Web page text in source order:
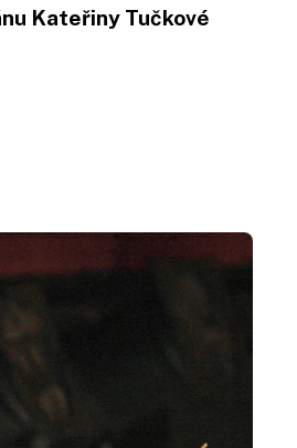
Kateřiny Tučkové